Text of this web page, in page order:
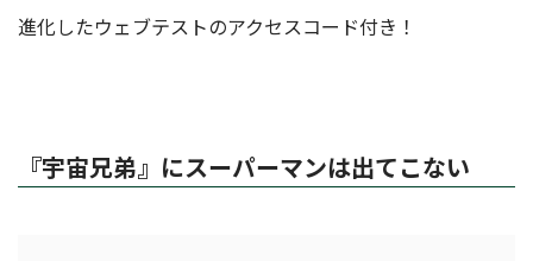
進化したウェブテストのアクセスコード付き！
『宇宙兄弟』にスーパーマンは出てこない